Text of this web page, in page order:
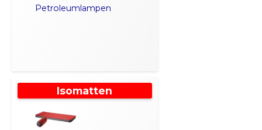
Petroleumlampen
Isomatten